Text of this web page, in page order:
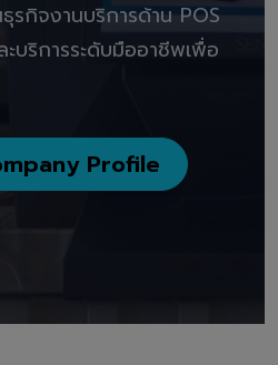
รกิจงานบริการด้าน POS
บริการระดับมืออาชีพเพื่อ
Profile